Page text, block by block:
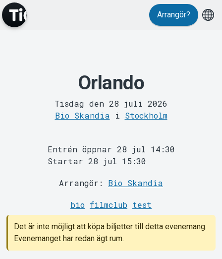
Evenemang Arrangör?
Orlando
Tisdag den 28 juli 2026
Bio Skandia i Stockholm
Entrén öppnar 28 jul 14:30
Startar 28 jul 15:30
Arrangör: Bio Skandia
bio filmclub test
Det är inte möjligt att köpa biljetter till detta evenemang.
Evenemanget har redan ägt rum.